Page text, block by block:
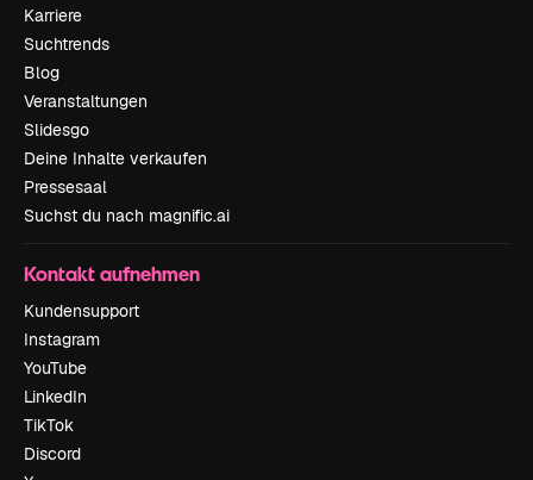
Karriere
Suchtrends
Blog
Veranstaltungen
Slidesgo
Deine Inhalte verkaufen
Pressesaal
Suchst du nach magnific.ai
Kontakt aufnehmen
Kundensupport
Instagram
YouTube
LinkedIn
TikTok
Discord